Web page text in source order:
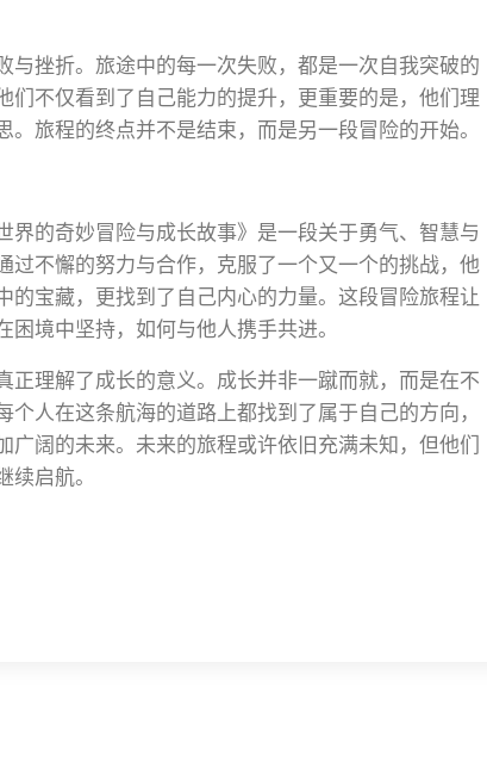
与挫折。旅途中的每一次失败，都是一次自我突破的
们不仅看到了自己能力的提升，更重要的是，他们理
旅程的终点并不是结束，而是另一段冒险的开始。
界的奇妙冒险与成长故事》是一段关于勇气、智慧与
过不懈的努力与合作，克服了一个又一个的挑战，他
的宝藏，更找到了自己内心的力量。这段冒险旅程让
境中坚持，如何与他人携手共进。
正理解了成长的意义。成长并非一蹴而就，而是在不
个人在这条航海的道路上都找到了属于自己的方向，
广阔的未来。未来的旅程或许依旧充满未知，但他们
启航。